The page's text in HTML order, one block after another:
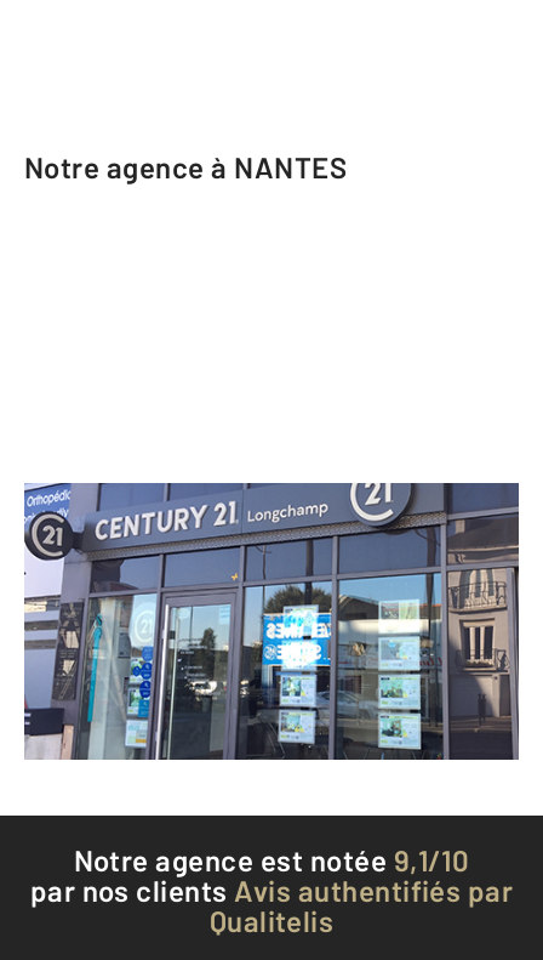
Notre agence à NANTES
CENTURY 21 Longchamp
61 route de Vannes
NANTES - 44100
Envoyer un message
Téléphoner à l'agence
Notre agence est notée 9,1/10
par nos clients Avis authentifiés par
Qualitelis